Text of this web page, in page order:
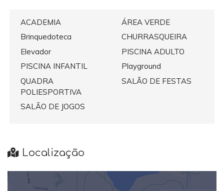
ACADEMIA
ÁREA VERDE
Brinquedoteca
CHURRASQUEIRA
Elevador
PISCINA ADULTO
PISCINA INFANTIL
Playground
QUADRA
POLIESPORTIVA
SALÃO DE FESTAS
SALÃO DE JOGOS
Localização